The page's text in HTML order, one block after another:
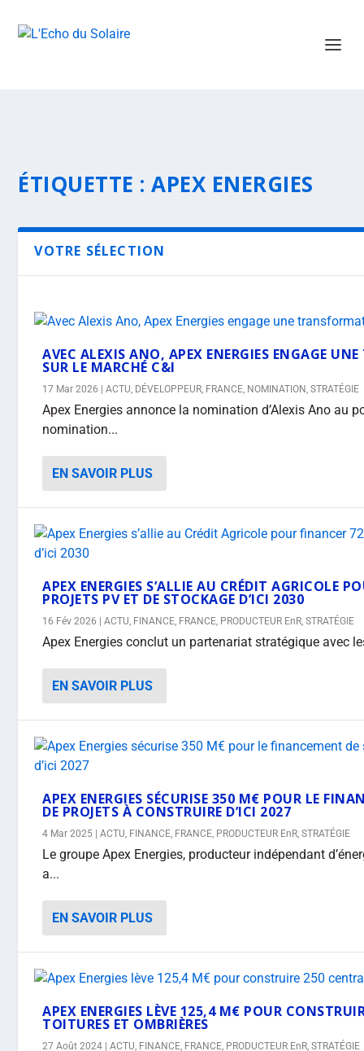
ÉTIQUETTE :APEX ENERGIES
VOTRE SÉLECTION
AVEC ALEXIS ANO, APEX ENERGIES ENGAGE
SUR LE MARCHÉ C&I
17 Mar 2026 |ACTU, DÉVELOPPEUR, FRANCE, NOMINATION,STRATÉGIE
Apex Energies annonce la nomination d’Alexis Ano au
nomination...
EN SAVOIR PLUS
APEX ENERGIES S’ALLIE AU CRÉDIT AGRICOLE
PROJETS PV ET DE STOCKAGE D’ICI 2030
16 Fév 2026 |ACTU, FINANCE, FRANCE, PRODUCTEUR EnR,STRATÉGIE
Apex Energies conclut un partenariat stratégique avec
EN SAVOIR PLUS
APEX ENERGIES SÉCURISE 350 M€ POUR LE
DE PROJETS À CONSTRUIRE D’ICI 2027
4 Mar 2025 |ACTU, FINANCE, FRANCE, PRODUCTEUR EnR,STRATÉGIE
Le groupe Apex Energies, producteur indépendant
a...
EN SAVOIR PLUS
APEX ENERGIES LÈVE 125,4 M€ POUR
TOITURES ET OMBRIÈRES
27 Août 2024 |ACTU, FINANCE, FRANCE, PRODUCTEUR EnR,STRATÉGIE